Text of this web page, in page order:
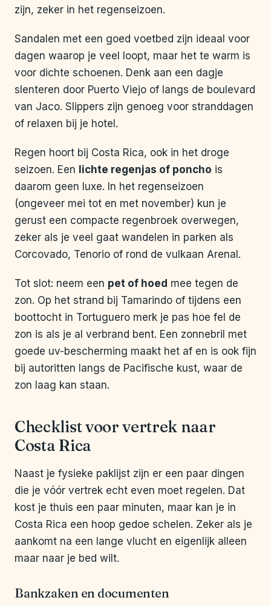
zijn, zeker in het regenseizoen.
Sandalen met een goed voetbed zijn ideaal voor
dagen waarop je veel loopt, maar het te warm is
voor dichte schoenen. Denk aan een dagje
slenteren door Puerto Viejo of langs de boulevard
van Jaco. Slippers zijn genoeg voor stranddagen
of relaxen bij je hotel.
Regen hoort bij Costa Rica, ook in het droge
seizoen. Een lichte regenjas of poncho is
daarom geen luxe. In het regenseizoen
(ongeveer mei tot en met november) kun je
gerust een compacte regenbroek overwegen,
zeker als je veel gaat wandelen in parken als
Corcovado, Tenorio of rond de vulkaan Arenal.
Tot slot: neem een pet of hoed mee tegen de
zon. Op het strand bij Tamarindo of tijdens een
boottocht in Tortuguero merk je pas hoe fel de
zon is als je al verbrand bent. Een zonnebril met
goede uv-bescherming maakt het af en is ook fijn
bij autoritten langs de Pacifische kust, waar de
zon laag kan staan.
Checklist voor vertrek naar
Costa Rica
Naast je fysieke paklijst zijn er een paar dingen
die je vóór vertrek echt even moet regelen. Dat
kost je thuis een paar minuten, maar kan je in
Costa Rica een hoop gedoe schelen. Zeker als je
aankomt na een lange vlucht en eigenlijk alleen
maar naar je bed wilt.
Bankzaken en documenten